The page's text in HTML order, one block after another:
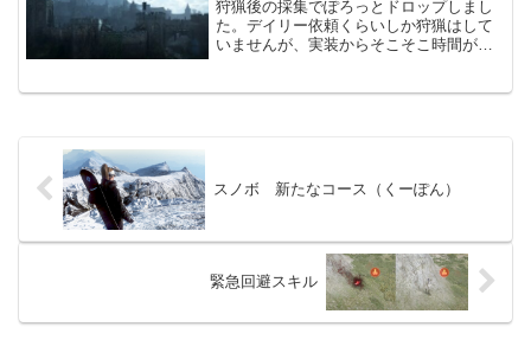
狩猟後の採集でぽろっとドロップしまし
た。デイリー依頼くらいしか狩猟はして
いませんが、実装からそこそこ時間が掛
スノボ 新たなコース（くーぽん）
緊急回避スキル